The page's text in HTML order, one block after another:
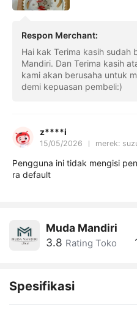
Respon Merchant:
Hai kak Terima kasih sudah
Mandiri. Dan Terima kasih
kami akan berusaha untuk
demi kepuasan pembeli:)
z****i
15/05/2026 merek:
Pengguna ini tidak mengisi
ra default
Muda Mandiri
3.8 Rating Toko
Spesifikasi